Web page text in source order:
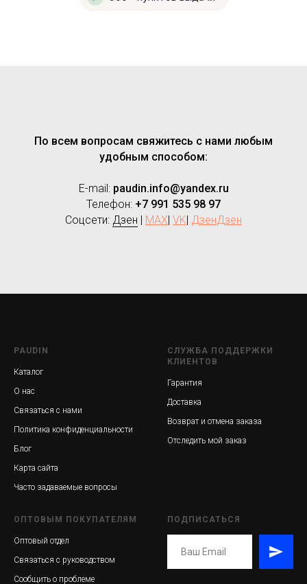
По всем вопросам свяжитесь с нами любым
удобным способом:
E-mail: paudin.info@yandex.ru
Телефон: +7 991 535 98 97
Соцсети: Дзен | MAX| VK| ДзенДзен
PAUDIN
Каталог
О нас
Связаться с нами
Политика конфиденциальности
Блог
Карта сайта
Часто задаваемые вопросы
СЛУЖБА ПОДДЕРЖКИ
КЛИЕНТОВ
Гарантия
Доставка
Возврат и отмена заказа
Отследить мой заказ
ОПТОВЫМ ПОКУПАТЕЛЯМ
Оптовый отдел
Связаться с руководством
Сообщить о проблеме
ПОДПИСАТЬСЯ